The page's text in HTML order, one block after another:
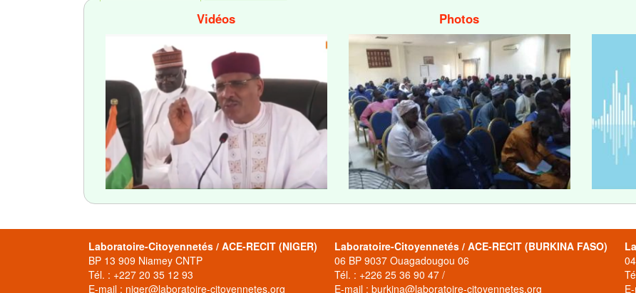
Vidéos
Photos
Laboratoire-Citoyennetés / ACE-RECIT (NIGER)
BP 13 909 Niamey CNTP
Tél. : +227 20 35 12 93
E-mail : niger@laboratoire-citoyennetes.org
Laboratoire-Citoyennetés / ACE-RECIT (BURKINA FASO)
06 BP 9037 Ouagadougou 06
Tél. : +226 25 36 90 47 /
E-mail : burkina@laboratoire-citoyennetes.org